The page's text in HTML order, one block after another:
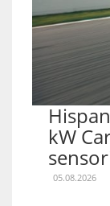
kW
05.08.2026